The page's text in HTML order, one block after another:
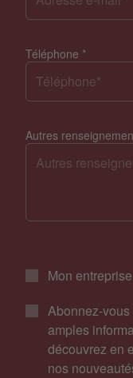
Téléphone *
Autres
Mon
Abonnez-
amples
découvrez en
nos